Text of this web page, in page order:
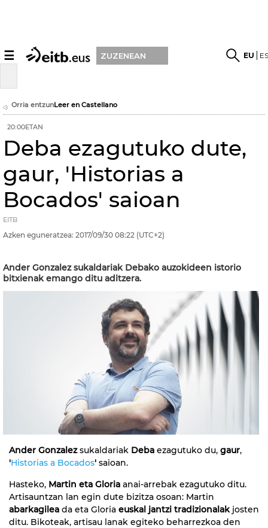
☰ ZUZENEAN EU
Orria entzunLeer en Castellano
20:00ETAN
Deba ezagutuko dute,
gaur, 'Historias a
Bocados' saioan
EITB
Azken eguneratzea: 2017/09/30 08:22 (UTC+2)
Ander Gonzalez sukaldariak Debako auzokideen istorio
bitxienak emango ditu aditzera.
Ander Gonzalezsukaldariak Deba ezagutuko du, gaur,
'Historias a Bocados' saioan.
Hasteko, Martin eta Gloria anai-arrebak ezagutuko ditu.
Artisauntzan lan egin dute bizitza osoan: Martin
abarkagilea da eta Gloria euskal jantzi tradizionalak josten
ditu. Bikoteak, artisau lanak egiteko beharrezkoa den